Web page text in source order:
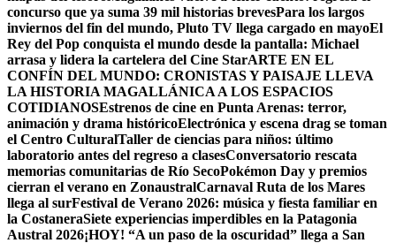
concurso que ya suma 39 mil historias brevesPara los largos
inviernos del fin del mundo, Pluto TV llega cargado en mayoEl
Rey del Pop conquista el mundo desde la pantalla: Michael
arrasa y lidera la cartelera del Cine StarARTE EN EL
CONFÍN DEL MUNDO: CRONISTAS Y PAISAJE LLEVA
LA HISTORIA MAGALLÁNICA A LOS ESPACIOS
COTIDIANOSEstrenos de cine en Punta Arenas: terror,
animación y drama históricoElectrónica y escena drag se toman
el Centro CulturalTaller de ciencias para niños: último
laboratorio antes del regreso a clasesConversatorio rescata
memorias comunitarias de Río SecoPokémon Day y premios
cierran el verano en ZonaustralCarnaval Ruta de los Mares
llega al surFestival de Verano 2026: música y fiesta familiar en
la CostaneraSiete experiencias imperdibles en la Patagonia
Austral 2026¡HOY! “A un paso de la oscuridad” llega a San